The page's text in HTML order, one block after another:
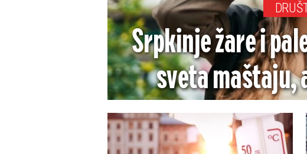
Srpkinje žare i
sveta
savetuju - Evo